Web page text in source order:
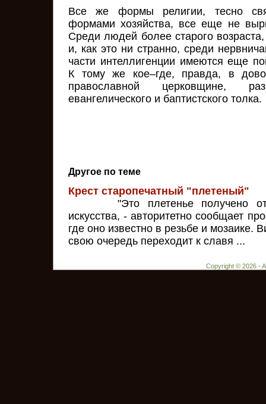
Все же формы религии, тесно
формами хозяйства, все еще не
Среди людей более старого
и, как это ни странно, среди
части интеллигенции имеются еще
К тому же кое–где, правда, в
православной церковщине,
евангелического и баптистского толка.
Другое по теме
Крест старопечатный "плетеный"
"Это плетенье получено от
искусства, - авторитетно сообщает
где оно известно в резьбе и мозаике.
свою очередь переходит к славя ...
Copyright © 2026 -